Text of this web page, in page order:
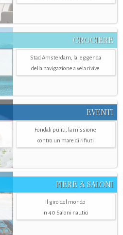
CROCIERE
Stad Amsterdam, la leggenda
della navigazione a vela rivive
EVENTI
Fondali puliti, la missione
contro un mare di rifiuti
FIERE & SALONI
Il giro del mondo
in 40 Saloni nautici